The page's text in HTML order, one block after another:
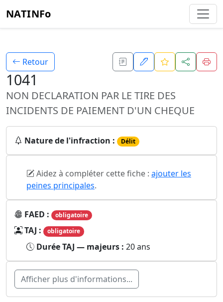
NATINFo
Retour
1041
NON DECLARATION PAR LE TIRE DES
INCIDENTS DE PAIEMENT D'UN CHEQUE
Nature de l'infraction : Délit
Aidez à compléter cette fiche : ajouter les
peines principales.
FAED : obligatoire
TAJ : obligatoire
Durée TAJ — majeurs : 20 ans
Afficher plus d'informations...